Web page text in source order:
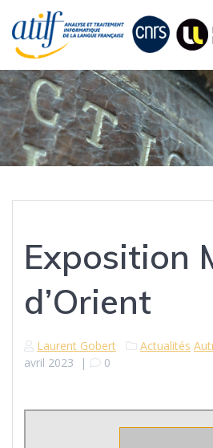
content
Exposition
d’Orient
Laurent Gobert Actualités
avril 2023 | 0